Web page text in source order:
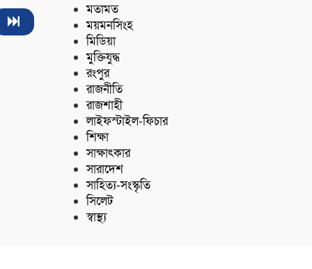
মতামত
ময়মনসিংহ
মিডিয়া
মুক্তিযুদ্ধ
রংপুর
রাজনীতি
রাজশাহী
লাইফস্টাইল-ফিচার
শিক্ষা
সাক্ষাৎকার
সারাদেশ
সাহিত্য-সংস্কৃতি
সিলেট
স্বাস্থ্য